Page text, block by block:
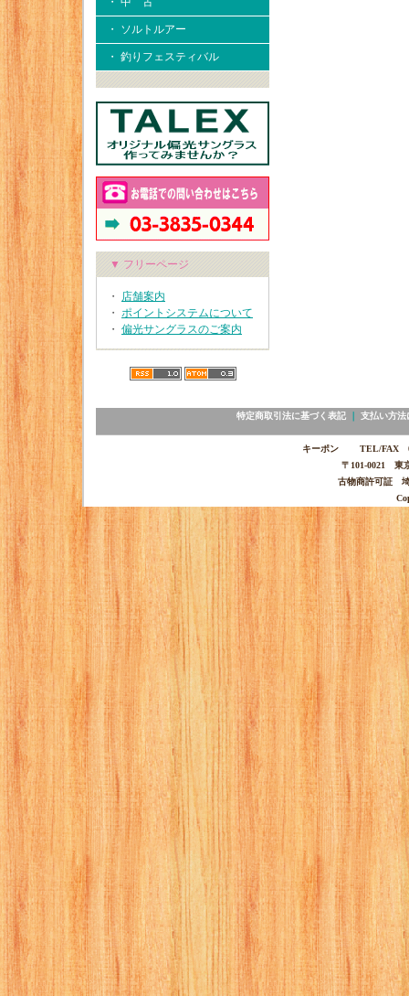
・ ソルトルアー
・ 釣りフェスティバル
▼ フリーページ
・ 店舗案内
・ ポイントシステムについて
・ 偏光サングラスのご案内
特定商取引法に基づく表記｜ 支払い方法
キーポン TEL/FAX
〒101-0021 東
古物商許可証